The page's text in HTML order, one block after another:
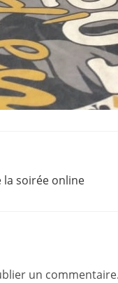
la soirée online
un commentaire.